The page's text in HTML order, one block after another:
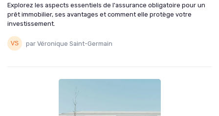
Explorez les aspects essentiels de l'assurance obligatoire pour un
prêt immobilier, ses avantages et comment elle protège votre
investissement.
par Véronique Saint-Germain